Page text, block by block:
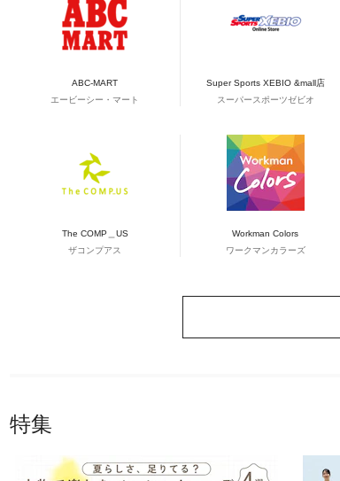
ABC-MART
エービーシー・マート
Super Sports XEBIO &mall店
スーパースポーツゼビオ
The COMP＿US
ザコンプアス
Workman Colors
ワークマンカラーズ
特集